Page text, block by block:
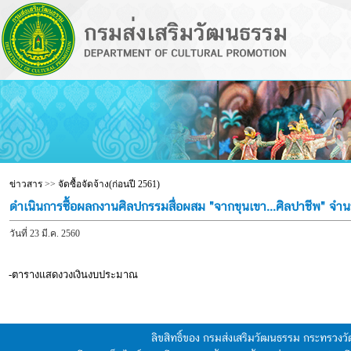
ข่าวสาร>> จัดซื้อจัดจ้าง(ก่อนปี 2561)
ดำเนินการซื้อผลกงานศิลปกรรมสื่อผสม "จากขุนเขา...ศิลปาชีพ" จ
วันที่ 23 มี.ค. 2560
-ตารางแสดงวงเงินงบประมาณ
ลิขสิทธิ์ของ กรมส่งเสริมวัฒนธรรม กระทรว